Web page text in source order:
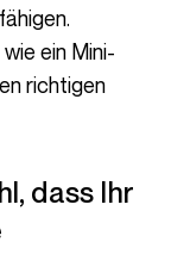
ein Mini-
richtigen